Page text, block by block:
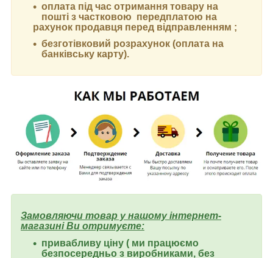
оплата під час отримання товару на
пошті з частковою передплатою на
рахунок продавця перед відправленням ;
безготівковий розрахунок (оплата на
банківську карту).
Замовляючи товар у нашому інтернет-
магазині Ви отримуєте:
привабливу ціну ( ми працюємо
безпосередньо з виробниками, без